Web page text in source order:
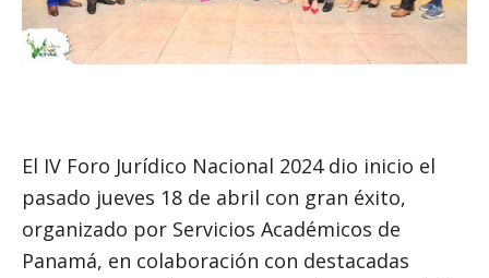
El IV Foro Jurídico Nacional 2024 dio inicio el
pasado jueves 18 de abril con gran éxito,
organizado por Servicios Académicos de
Panamá, en colaboración con destacadas